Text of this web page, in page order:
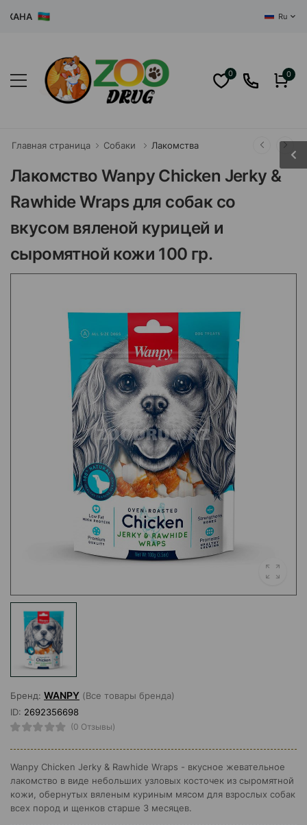
Ru
0 0
Главная страница Собаки Лакомства
Лакомство Wanpy Chicken Jerky &
Rawhide Wraps для собак со
вкусом вяленой курицей и
сыромятной кожи 100 гр.
Бренд: WANPY (Все товары бренда)
ID: 2692356698
(0 Отзывы)
Wanpy Chicken Jerky & Rawhide Wraps - вкусное жевательное
лакомство в виде небольших узловых косточек из сыромятной
кожи, обернутых вяленым куриным мясом для взрослых собак
всех пород и щенков старше 3 месяцев.